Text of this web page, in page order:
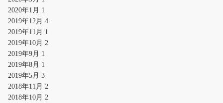
2020年1月 1
2019年12月 4
2019年11月 1
2019年10月 2
2019年9月 1
2019年8月 1
2019年5月 3
2018年11月 2
2018年10月 2